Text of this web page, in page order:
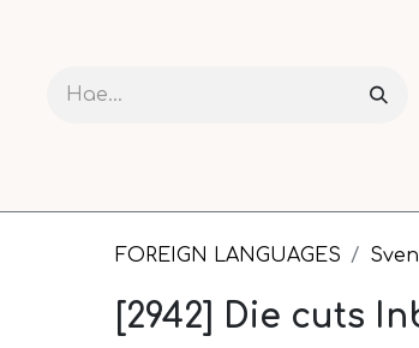
FOREIGN LANGUAGES
[2942] Die cuts